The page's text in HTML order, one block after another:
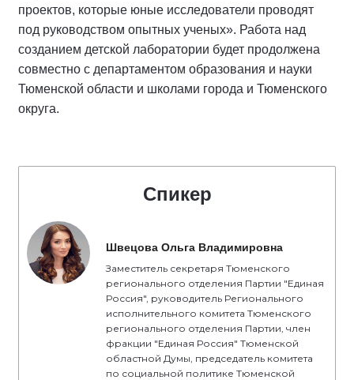
проектов, которые юные исследователи проводят
под руководством опытных ученых». Работа над
созданием детской лаборатории будет продолжена
совместно с департаментом образования и науки
Тюменской области и школами города и Тюменского
округа.
Спикер
Швецова Ольга Владимировна
Заместитель секретаря Тюменского
регионального отделения Партии "Единая
Россия", руководитель Регионального
исполнительного комитета Тюменского
регионального отделения Партии, член
фракции "Единая Россия" Тюменской
областной Думы, председатель комитета
по социальной политике Тюменской